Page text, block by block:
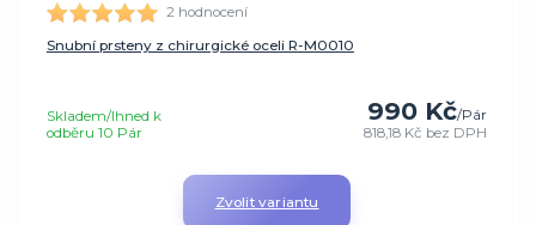
2 hodnocení
Snubní prsteny z chirurgické oceli R-M0010
990 Kč/Pár
818,18 Kč bez DPH
Skladem/Ihned k
odběru 10 Pár
Zvolit variantu